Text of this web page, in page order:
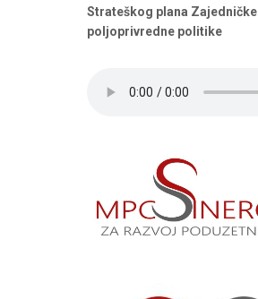
Strateškog plana Zajedničke
poljoprivredne politike